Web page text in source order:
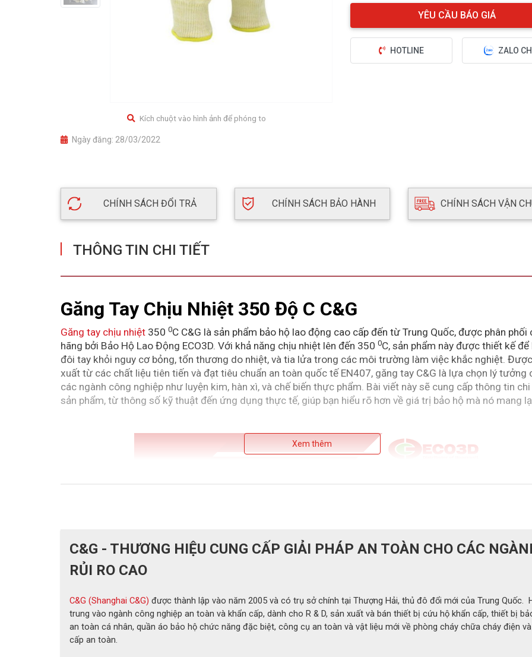
Kích chuột vào hình ảnh để phóng to
Ngày đăng: 28/03/2022
HOTLINE ZALO
CHÍNH SÁCH ĐỔI TRẢ CHÍNH SÁCH BẢO HÀNH CHÍNH SÁCH VẬN
THÔNG TIN CHI TIẾT
Găng Tay Chịu Nhiệt 350 Độ C C&G
Găng tay chịu nhiệt 350 0C C&G là sản phẩm bảo hộ lao động cao cấp đến từ Trung Quốc, được phân phối
hãng bởi Bảo Hộ Lao Động ECO3D. Với khả năng chịu nhiệt lên đến 350 0C, sản phẩm này được thiết kế để
đôi tay khỏi nguy cơ bỏng, tổn thương do nhiệt, và tia lửa trong các môi trường làm việc khắc nghiệt.
xuất từ các chất liệu tiên tiến và đạt tiêu chuẩn an toàn quốc tế EN407, găng tay C&G là lựa chọn lý tưởng
các ngành công nghiệp như luyện kim, hàn xì, và chế biến thực phẩm. Bài viết này sẽ cung cấp thông tin
sản phẩm, từ thông số kỹ thuật đến ứng dụng thực tế, giúp bạn hiểu rõ hơn về giá trị bảo hộ mà nó mang
Xem thêm
C&G - THƯƠNG HIỆU CUNG CẤP GIẢI PHÁP AN TOÀN CHO CÁC
RỦI RO CAO
C&G (Shanghai C&G) được thành lập vào năm 2005 và có trụ sở chính tại Thượng Hải, thủ đô đổi mới của Trung Quốc.
trung vào ngành công nghiệp an toàn và khẩn cấp, dành cho R & D, sản xuất và bán thiết bị cứu hộ khẩn cấp, thiết bị
an toàn cá nhân, quần áo bảo hộ chức năng đặc biệt, công cụ an toàn và vật liệu mới về phòng cháy chữa cháy điện
cấp an toàn.